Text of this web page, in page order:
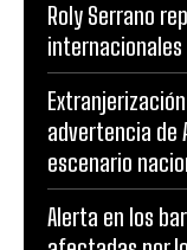
Roly Serrano
advertencia de
escenario
Alerta en los